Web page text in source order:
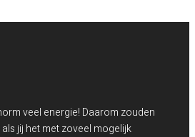
veel energie! Daarom zouden
jij het met zoveel mogelijk